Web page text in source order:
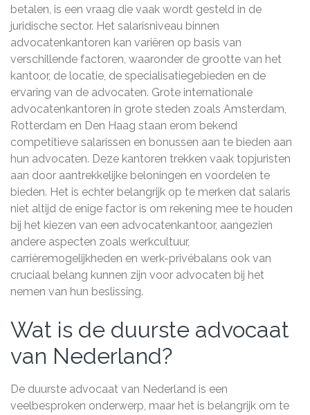
betalen, is een vraag die vaak wordt gesteld in de
juridische sector. Het salarisniveau binnen
advocatenkantoren kan variëren op basis van
verschillende factoren, waaronder de grootte van het
kantoor, de locatie, de specialisatiegebieden en de
ervaring van de advocaten. Grote internationale
advocatenkantoren in grote steden zoals Amsterdam,
Rotterdam en Den Haag staan erom bekend
competitieve salarissen en bonussen aan te bieden aan
hun advocaten. Deze kantoren trekken vaak topjuristen
aan door aantrekkelijke beloningen en voordelen te
bieden. Het is echter belangrijk op te merken dat salaris
niet altijd de enige factor is om rekening mee te houden
bij het kiezen van een advocatenkantoor, aangezien
andere aspecten zoals werkcultuur,
carrièremogelijkheden en werk-privébalans ook van
cruciaal belang kunnen zijn voor advocaten bij het
nemen van hun beslissing.
Wat is de duurste advocaat
van Nederland?
De duurste advocaat van Nederland is een
veelbesproken onderwerp, maar het is belangrijk om te